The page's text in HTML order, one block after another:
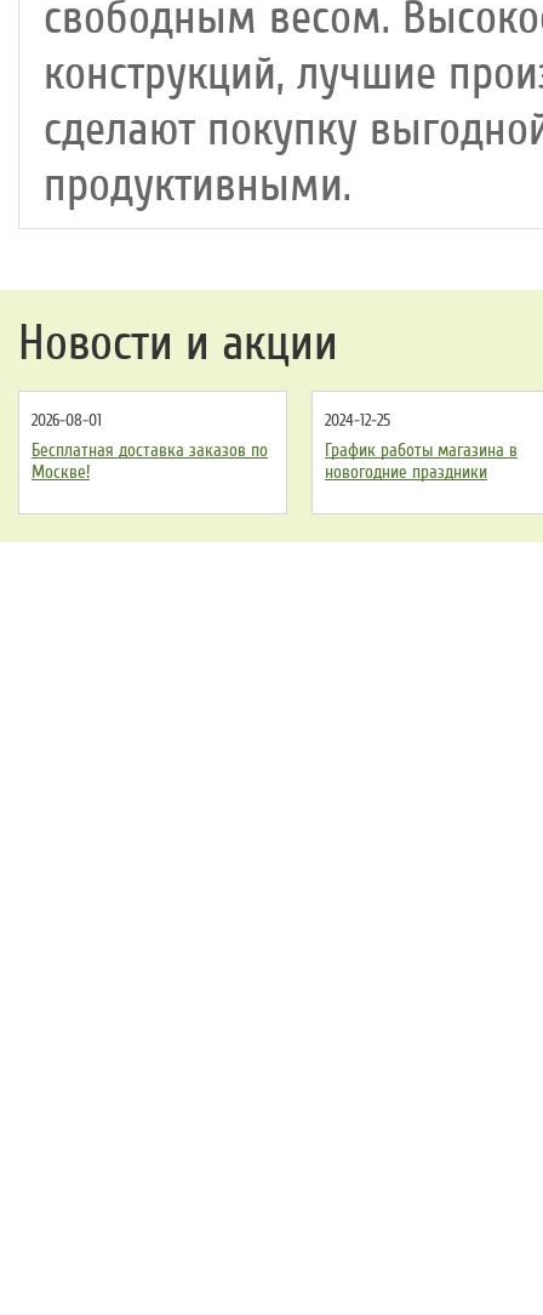
свободным весом.
конструкций, лучшие
сделают покупку
продуктивными.
Новости и акции
2026-08-01
Бесплатная доставка заказов по
Москве!
2024-12-25
График работы магазина в
новогодние праздники